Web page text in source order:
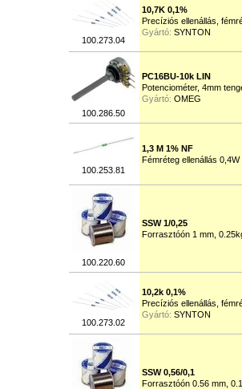
100.273.04
10,7K 0,1%
Precíziós ellenállás,
Gyártó: SYNTON
100.286.50
PC16BU-10k LIN
Potenciométer, 4mm
Gyártó: OMEG
100.253.81
1,3 M 1% NF
Fémréteg ellenállás 0,4W
100.220.60
SSW 1/0,25
Forrasztóón 1 mm,
100.273.02
10,2k 0,1%
Precíziós ellenállás,
Gyártó: SYNTON
SSW 0,56/0,1
Forrasztóón 0.56 mm,